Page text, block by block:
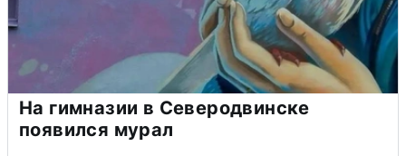
На гимназии в Северодвинске
появился мурал